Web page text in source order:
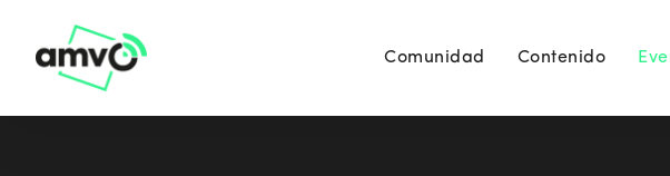
Comunidad Contenido